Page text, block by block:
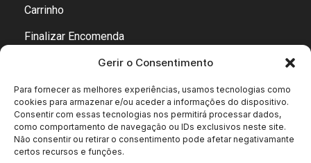
Gerir o Consentimento
Para fornecer as melhores experiências, usamos tecnologias como
cookies para armazenar e/ou aceder a informações do dispositivo.
Consentir com essas tecnologias nos permitirá processar dados,
como comportamento de navegação ou IDs exclusivos neste site.
Não consentir ou retirar o consentimento pode afetar negativamante
certos recursos e funções.
Carrinho
Finalizar Encomenda
Copyright © 2007-2026